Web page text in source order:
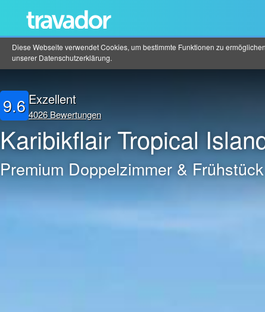
Diese Webseite verwendet Cookies, um bestimmte Funktionen zu
unserer Datenschutzerklärung.
Karibikflair Tropical
Premium Doppelzimmer & Frühstück
9.6 Exzellent
4026 Bewertungen